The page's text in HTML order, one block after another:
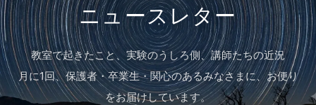
ニュースレター
教室で起きたこと、実験のうしろ側、講師たちの近況
月に1回、保護者・卒業生・関心のあるみなさまに、お便り
をお届けしています。